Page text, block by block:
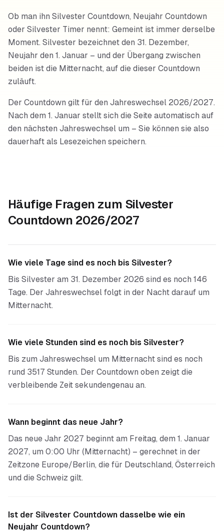
Ob man ihn Silvester Countdown, Neujahr Countdown
oder Silvester Timer nennt: Gemeint ist immer derselbe
Moment. Silvester bezeichnet den 31. Dezember,
Neujahr den 1. Januar – und der Übergang zwischen
beiden ist die Mitternacht, auf die dieser Countdown
zuläuft.
Der Countdown gilt für den Jahreswechsel 2026/2027.
Nach dem 1. Januar stellt sich die Seite automatisch auf
den nächsten Jahreswechsel um – Sie können sie also
dauerhaft als Lesezeichen speichern.
Häufige Fragen zum Silvester
Countdown 2026/2027
Wie viele Tage sind es noch bis Silvester?
Bis Silvester am 31. Dezember 2026 sind es noch 146
Tage. Der Jahreswechsel folgt in der Nacht darauf um
Mitternacht.
Wie viele Stunden sind es noch bis Silvester?
Bis zum Jahreswechsel um Mitternacht sind es noch
rund 3517 Stunden. Der Countdown oben zeigt die
verbleibende Zeit sekundengenau an.
Wann beginnt das neue Jahr?
Das neue Jahr 2027 beginnt am Freitag, dem 1. Januar
2027, um 0:00 Uhr (Mitternacht) – gerechnet in der
Zeitzone Europe/Berlin, die für Deutschland, Österreich
und die Schweiz gilt.
Ist der Silvester Countdown dasselbe wie ein
Neujahr Countdown?